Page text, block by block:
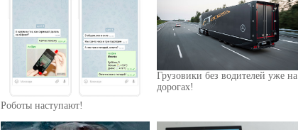
Роботы наступают!
Грузовики без водителей уже на
дорогах!